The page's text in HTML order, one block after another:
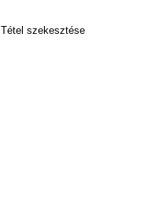
Tétel szekesztése